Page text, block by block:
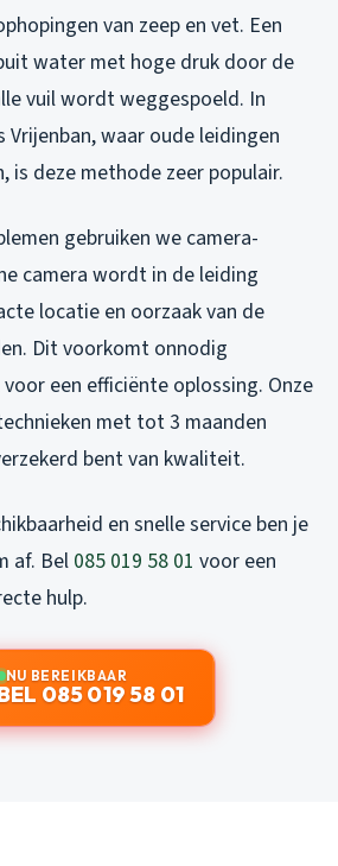
van zeep en vet. Een
water met hoge druk door de
vuil wordt weggespoeld. In
Vrijenban, waar oude leidingen
is deze methode zeer populair.
gebruiken we camera-
camera wordt in de leiding
locatie en oorzaak van de
Dit voorkomt onnodig
een efficiënte oplossing. Onze
met tot 3 maanden
bent van kwaliteit.
en snelle service ben je
af. Bel 085 019 58 01 voor een
hulp.
NU BEREIKBAAR
085 019 58 01